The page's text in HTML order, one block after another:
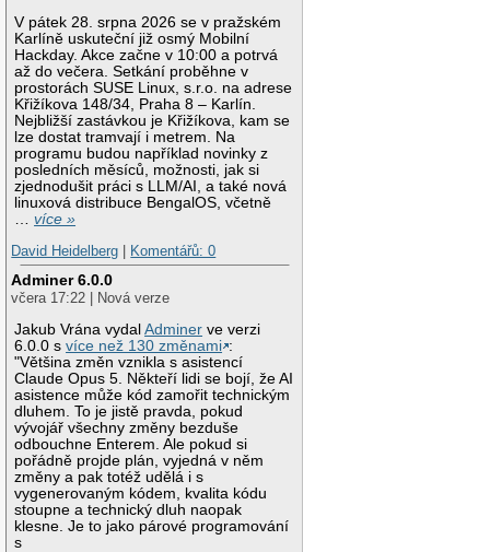
V pátek 28. srpna 2026 se v pražském
Karlíně uskuteční již osmý Mobilní
Hackday. Akce začne v 10:00 a potrvá
až do večera. Setkání proběhne v
prostorách SUSE Linux, s.r.o. na adrese
Křižíkova 148/34, Praha 8 – Karlín.
Nejbližší zastávkou je Křižíkova, kam se
lze dostat tramvají i metrem. Na
programu budou například novinky z
posledních měsíců, možnosti, jak si
zjednodušit práci s LLM/AI, a také nová
linuxová distribuce BengalOS, včetně
…více »
David Heidelberg
Komentářů: 0
Adminer 6.0.0
včera 17:22 | Nová verze
Jakub Vrána vydalAdminer ve verzi
6.0.0 svíce než 130 změnami :
"Většina změn vznikla s asistencí
Claude Opus 5. Někteří lidi se bojí, že AI
asistence může kód zamořit technickým
dluhem. To je jistě pravda, pokud
vývojář všechny změny bezduše
odbouchne Enterem. Ale pokud si
pořádně projde plán, vyjedná v něm
změny a pak totéž udělá i s
vygenerovaným kódem, kvalita kódu
stoupne a technický dluh naopak
klesne. Je to jako párové programování
s